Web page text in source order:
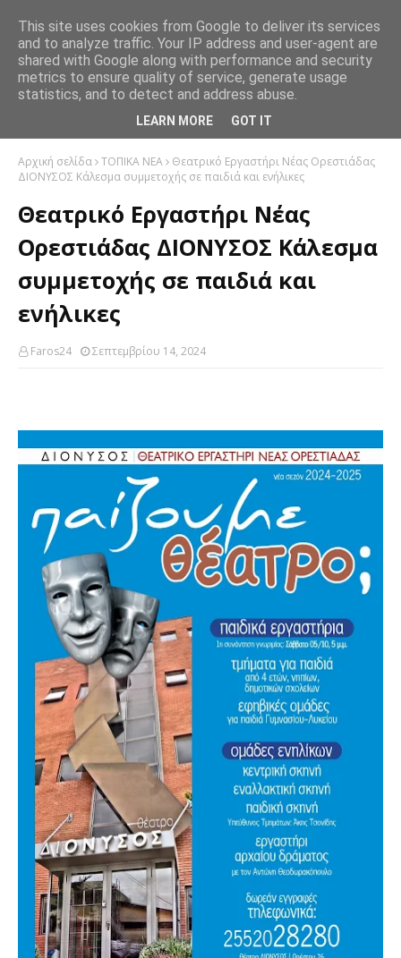
Αρχική σελίδα ΤΟΠΙΚΑ ΝΕΑ
Θεατρικό Εργαστήρι Νέας Ορεστιάδας
ΔΙΟΝΥΣΟΣ Κάλεσμα συμμετοχής σε παιδιά και ενήλικες
Θεατρικό Εργαστήρι Νέας
Ορεστιάδας ΔΙΟΝΥΣΟΣ Κάλεσμα
συμμετοχής σε παιδιά και
ενήλικες
Faros24 Σεπτεμβρίου 14, 2024
This site uses cookies from Google to deliver its services
and to analyze traffic. Your IP address and user-agent are
shared with Google along with performance and security
metrics to ensure quality of service, generate usage
statistics, and to detect and address abuse.
LEARN MORE GOT IT